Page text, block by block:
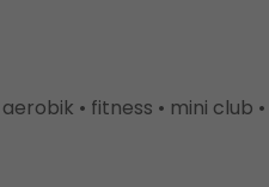
• fitness • mini club